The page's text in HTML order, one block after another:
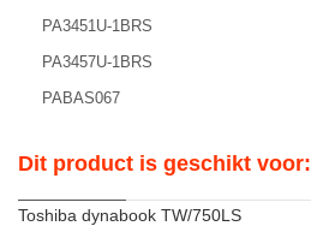
PA3451U-1BRS
PA3457U-1BRS
PABAS067
Dit product is geschikt voor:
Toshiba dynabook TW/750LS